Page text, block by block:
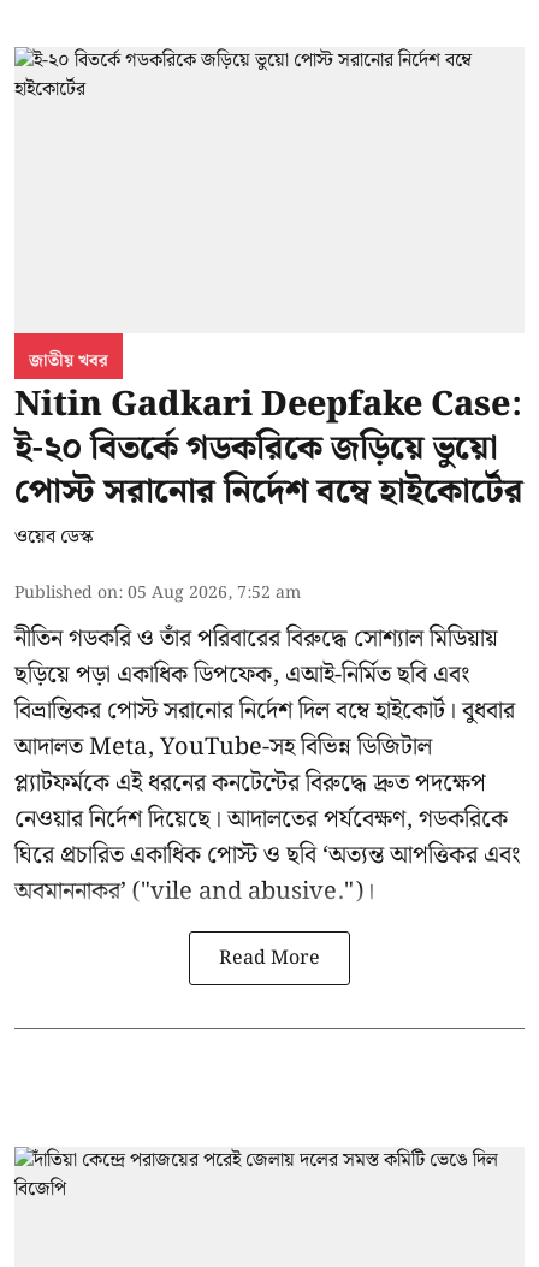
জাতীয় খবর
Nitin Gadkari Deepfake Case:
ই-২০ বিতর্কে গডকরিকে জড়িয়ে ভুয়ো
পোস্ট সরানোর নির্দেশ বম্বে হাইকোর্টের
ওয়েব ডেস্ক
Published on:05 Aug 2026, 7:52 am
নীতিন গডকরি ও তাঁর পরিবারের বিরুদ্ধে সোশ্যাল মিডিয়ায়
ছড়িয়ে পড়া একাধিক ডিপফেক, এআই-নির্মিত ছবি এবং
বিভ্রান্তিকর পোস্ট সরানোর নির্দেশ দিল বম্বে হাইকোর্ট। বুধবার
আদালত Meta, YouTube-সহ বিভিন্ন ডিজিটাল
প্ল্যাটফর্মকে এই ধরনের কনটেন্টের বিরুদ্ধে দ্রুত পদক্ষেপ
নেওয়ার নির্দেশ দিয়েছে। আদালতের পর্যবেক্ষণ, গডকরিকে
ঘিরে প্রচারিত একাধিক পোস্ট ও ছবি ‘অত্যন্ত আপত্তিকর এবং
অবমাননাকর’ ("vile and abusive.")।
Read More